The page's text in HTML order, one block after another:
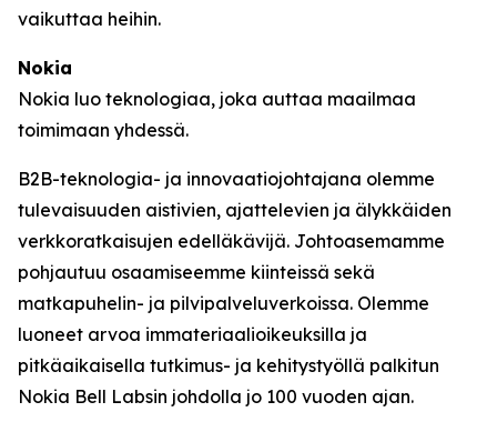
vaikuttaa heihin.
Nokia
Nokia luo teknologiaa, joka auttaa maailmaa
toimimaan yhdessä.
B2B-teknologia- ja innovaatiojohtajana olemme
tulevaisuuden aistivien, ajattelevien ja älykkäiden
verkkoratkaisujen edelläkävijä. Johtoasemamme
pohjautuu osaamiseemme kiinteissä sekä
matkapuhelin- ja pilvipalveluverkoissa. Olemme
luoneet arvoa immateriaalioikeuksilla ja
pitkäaikaisella tutkimus- ja kehitystyöllä palkitun
Nokia Bell Labsin johdolla jo 100 vuoden ajan.